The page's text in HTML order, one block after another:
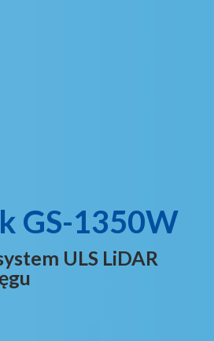
GS-1350W
ULS LiDAR